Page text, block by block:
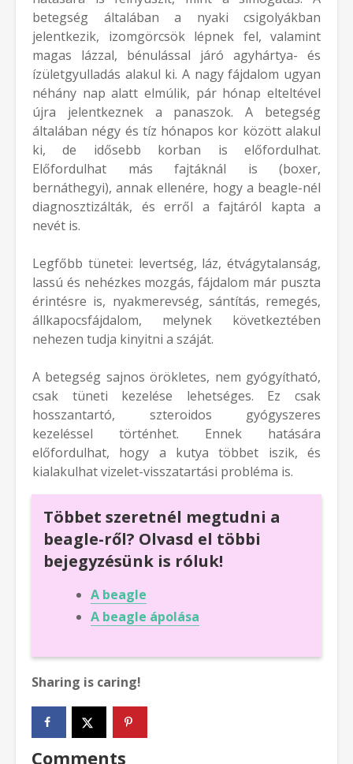
betegség általában a nyaki csigolyákban
jelentkezik, izomgörcsök lépnek fel, valamint
magas lázzal, bénulással járó agyhártya- és
ízületgyulladás alakul ki. A nagy fájdalom ugyan
néhány nap alatt elmúlik, pár hónap elteltével
újra jelentkeznek a panaszok. A betegség
általában négy és tíz hónapos kor között alakul
ki, de idősebb korban is előfordulhat.
Előfordulhat más fajtáknál is (boxer,
bernáthegyi), annak ellenére, hogy a beagle-nél
diagnosztizálták, és erről a fajtáról kapta a
nevét is.
Legfőbb tünetei: levertség, láz, étvágytalanság,
lassú és nehézkes mozgás, fájdalom már puszta
érintésre is, nyakmerevség, sántítás, remegés,
állkapocsfájdalom, melynek következtében
nehezen tudja kinyitni a száját.
A betegség sajnos örökletes, nem gyógyítható,
csak tüneti kezelése lehetséges. Ez csak
hosszantartó, szteroidos gyógyszeres
kezeléssel történhet. Ennek hatására
előfordulhat, hogy a kutya többet iszik, és
kialakulhat vizelet-visszatartási probléma is.
Többet szeretnél megtudni a
beagle-ről? Olvasd el többi
bejegyzésünk is róluk!
A beagle
A beagle ápolása
Sharing is caring!
Comments